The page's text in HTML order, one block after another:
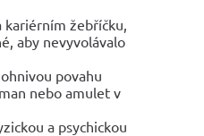
žebříčku,
aby nevyvolávalo
povahu
nebo amulet v
a psychickou